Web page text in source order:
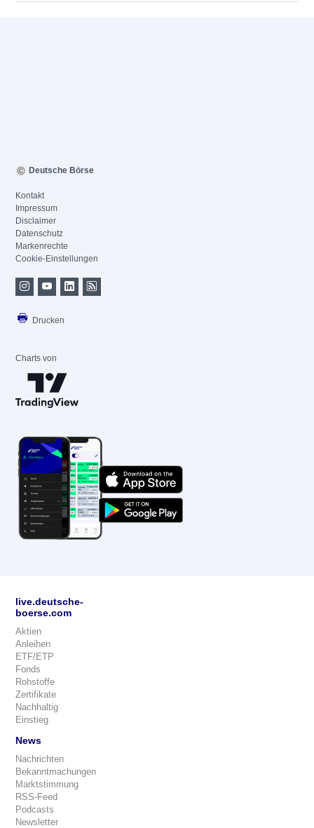
Deutsche Börse
Kontakt
Impressum
Disclaimer
Datenschutz
Markenrechte
Cookie-Einstellungen
Drucken
Charts von
live.deutsche-
boerse.com
Aktien
Anleihen
ETF/ETP
Fonds
Rohstoffe
Zertifikate
Nachhaltig
Einstieg
News
Nachrichten
Bekanntmachungen
Marktstimmung
RSS-Feed
Podcasts
Newsletter